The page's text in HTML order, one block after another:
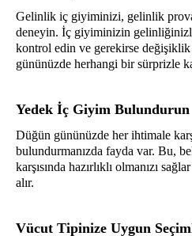
Gelinlik iç giyiminizi, gelinlik
deneyin. İç giyiminizin
kontrol edin ve gerekirse değişiklik
gününüzde herhangi bir sürprizle
Yedek İç Giyim Bulundurun
Düğün gününüzde her ihtimale
bulundurmanızda fayda var. Bu,
karşısında hazırlıklı olmanızı
alır.
Vücut Tipinize Uygun